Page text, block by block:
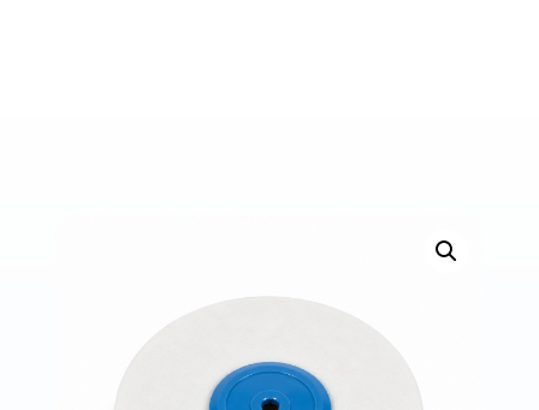
Accéder à la boutique
Matériels pour prise d'empreintes